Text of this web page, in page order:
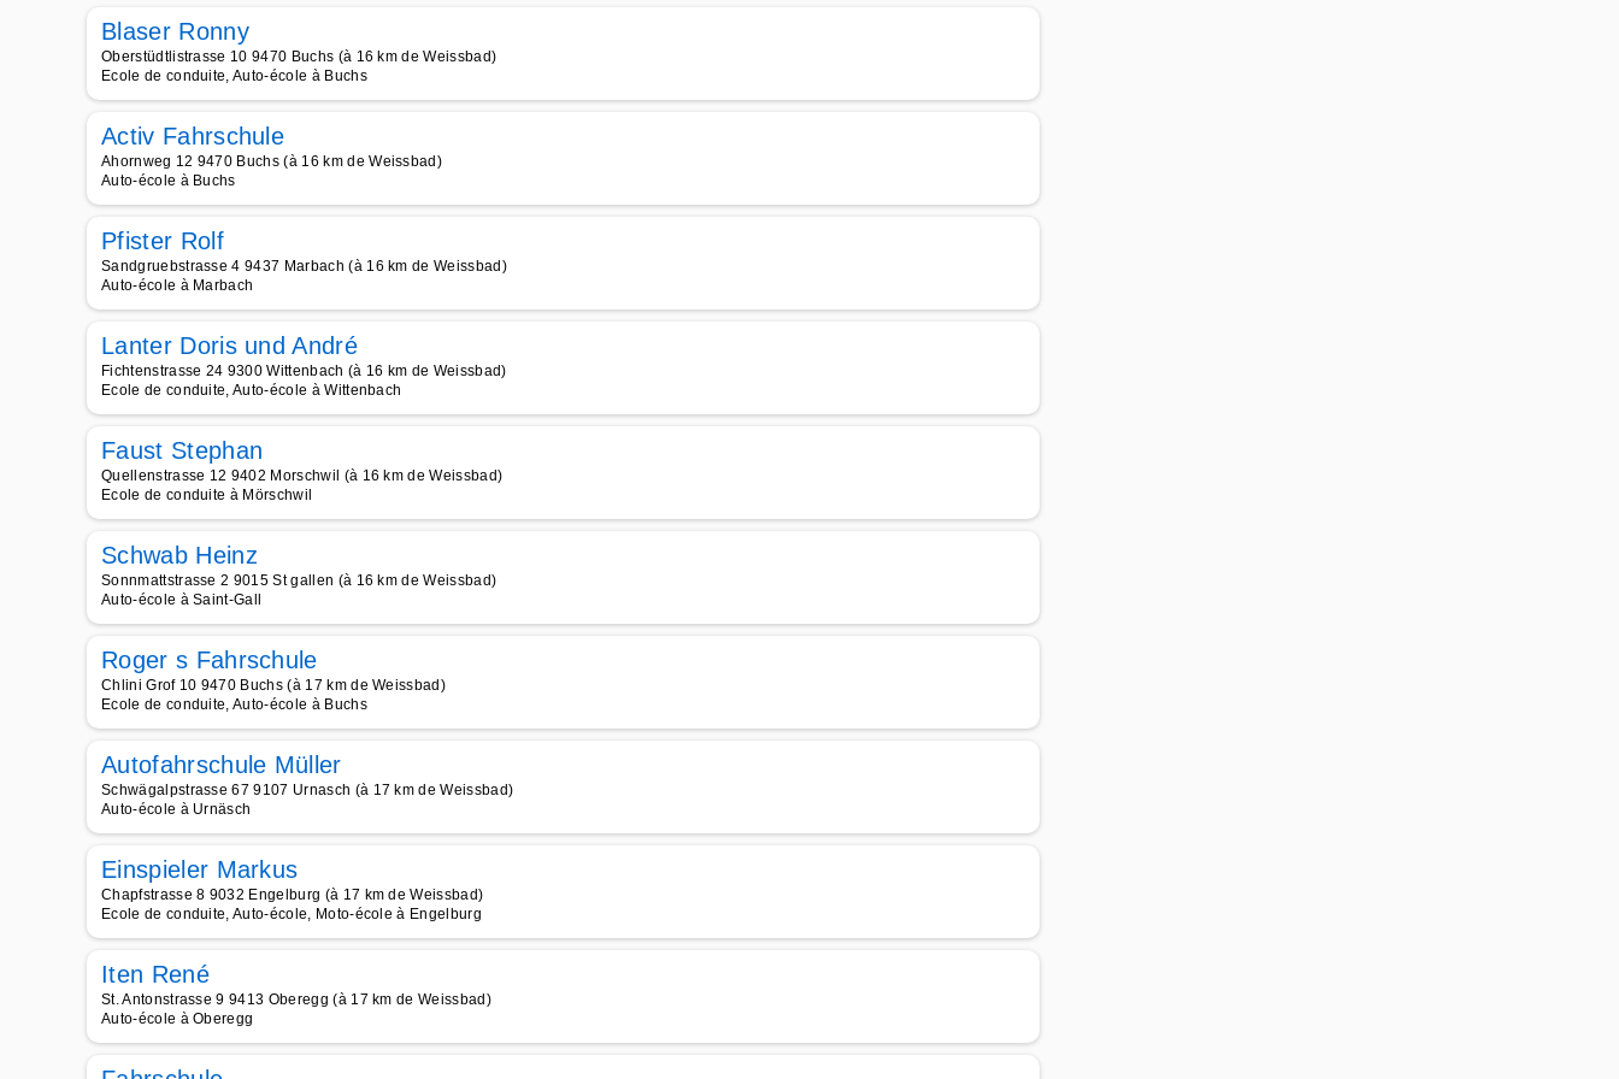
Blaser Ronny
Oberstüdtlistrasse 10 9470 Buchs (à 16 km de Weissbad)
Ecole de conduite, Auto-école à Buchs
Activ Fahrschule
Ahornweg 12 9470 Buchs (à 16 km de Weissbad)
Auto-école à Buchs
Pfister Rolf
Sandgruebstrasse 4 9437 Marbach (à 16 km de Weissbad)
Auto-école à Marbach
Lanter Doris und André
Fichtenstrasse 24 9300 Wittenbach (à 16 km de Weissbad)
Ecole de conduite, Auto-école à Wittenbach
Faust Stephan
Quellenstrasse 12 9402 Morschwil (à 16 km de Weissbad)
Ecole de conduite à Mörschwil
Schwab Heinz
Sonnmattstrasse 2 9015 St gallen (à 16 km de Weissbad)
Auto-école à Saint-Gall
Roger s Fahrschule
Chlini Grof 10 9470 Buchs (à 17 km de Weissbad)
Ecole de conduite, Auto-école à Buchs
Autofahrschule Müller
Schwägalpstrasse 67 9107 Urnasch (à 17 km de Weissbad)
Auto-école à Urnäsch
Einspieler Markus
Chapfstrasse 8 9032 Engelburg (à 17 km de Weissbad)
Ecole de conduite, Auto-école, Moto-école à Engelburg
Iten René
St. Antonstrasse 9 9413 Oberegg (à 17 km de Weissbad)
Auto-école à Oberegg